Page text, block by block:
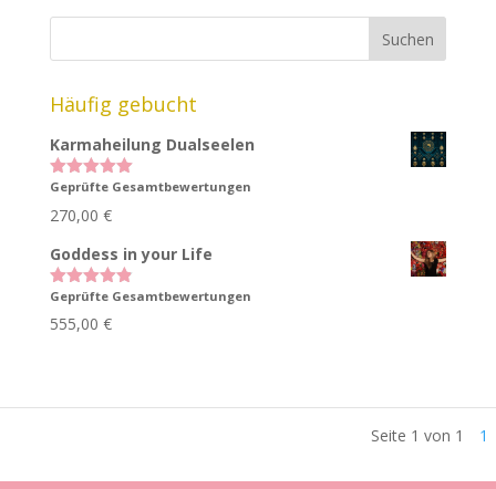
Häufig gebucht
Karmaheilung Dualseelen
Bewertet
von 5
Geprüfte Gesamtbewertungen
270,00 €
Goddess in your Life
Bewertet
von 5
Geprüfte Gesamtbewertungen
555,00 €
Seite 1 von 1 1